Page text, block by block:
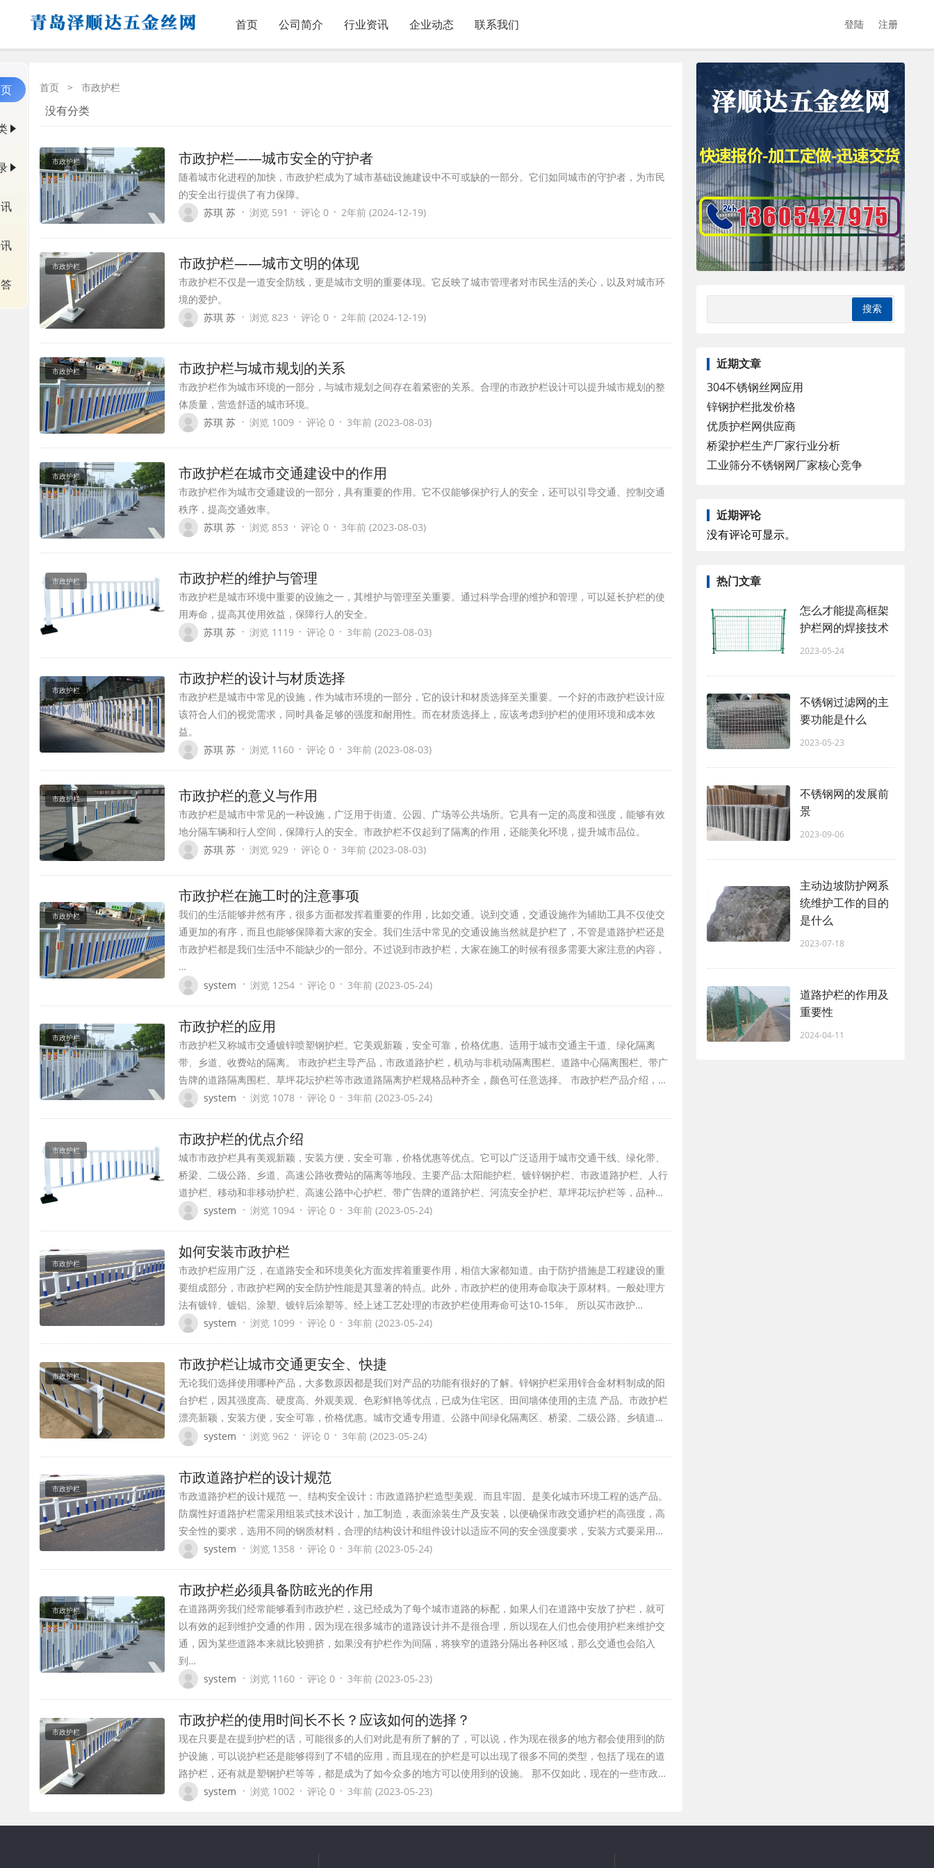
首页 公司简介 行业资讯 企业动态 联系我们 登陆 注册
首页 > 市政护栏
没有分类
市政护栏 市政护栏——城市安全的守护者
随着城市化进程的加快，市政护栏成为了城市基础设施建设中不可或缺的一部分。它们如同城市的守护者，为市民
的安全出行提供了有力保障。
苏琪 苏 · 浏览 591 · 评论 0 · 2年前 (2024-12-19)
市政护栏 市政护栏——城市文明的体现
市政护栏不仅是一道安全防线，更是城市文明的重要体现。它反映了城市管理者对市民生活的关心，以及对城市环
境的爱护。
苏琪 苏 · 浏览 823 · 评论 0 · 2年前 (2024-12-19)
市政护栏 市政护栏与城市规划的关系
市政护栏作为城市环境的一部分，与城市规划之间存在着紧密的关系。合理的市政护栏设计可以提升城市规划的整
体质量，营造舒适的城市环境。
苏琪 苏 · 浏览 1009 · 评论 0 · 3年前 (2023-08-03)
市政护栏 市政护栏在城市交通建设中的作用
市政护栏作为城市交通建设的一部分，具有重要的作用。它不仅能够保护行人的安全，还可以引导交通、控制交通
秩序，提高交通效率。
苏琪 苏 · 浏览 853 · 评论 0 · 3年前 (2023-08-03)
市政护栏 市政护栏的维护与管理
市政护栏是城市环境中重要的设施之一，其维护与管理至关重要。通过科学合理的维护和管理，可以延长护栏的使
用寿命，提高其使用效益，保障行人的安全。
苏琪 苏 · 浏览 1119 · 评论 0 · 3年前 (2023-08-03)
市政护栏
市政护栏的设计与材质选择
市政护栏是城市中常见的设施，作为城市环境的一部分，它的设计和材质选择至关重要。一个好的市政护栏设计应
该符合人们的视觉需求，同时具备足够的强度和耐用性。而在材质选择上，应该考虑到护栏的使用环境和成本效
益。
苏琪 苏 · 浏览 1160 · 评论 0 · 3年前 (2023-08-03)
市政护栏 市政护栏的意义与作用
市政护栏是城市中常见的一种设施，广泛用于街道、公园、广场等公共场所。它具有一定的高度和强度，能够有效
地分隔车辆和行人空间，保障行人的安全。市政护栏不仅起到了隔离的作用，还能美化环境，提升城市品位。
苏琪 苏 · 浏览 929 · 评论 0 · 3年前 (2023-08-03)
市政护栏
市政护栏在施工时的注意事项
我们的生活能够井然有序，很多方面都发挥着重要的作用，比如交通。说到交通，交通设施作为辅助工具不仅使交
通更加的有序，而且也能够保障着大家的安全。我们生活中常见的交通设施当然就是护栏了，不管是道路护栏还是
市政护栏都是我们生活中不能缺少的一部分。不过说到市政护栏，大家在施工的时候有很多需要大家注意的内容，
…
system · 浏览 1254 · 评论 0 · 3年前 (2023-05-24)
市政护栏
市政护栏的应用
市政护栏又称城市交通镀锌喷塑钢护栏。它美观新颖，安全可靠，价格优惠。适用于城市交通主干道、绿化隔离
带、乡道、收费站的隔离。 市政护栏主导产品，市政道路护栏，机动与非机动隔离围栏、道路中心隔离围栏、带广
告牌的道路隔离围栏、草坪花坛护栏等市政道路隔离护栏规格品种齐全，颜色可任意选择。 市政护栏产品介绍，…
system · 浏览 1078 · 评论 0 · 3年前 (2023-05-24)
市政护栏
市政护栏的优点介绍
城市市政护栏具有美观新颖，安装方便，安全可靠，价格优惠等优点。它可以广泛适用于城市交通干线、绿化带、
桥梁、二级公路、乡道、高速公路收费站的隔离等地段。主要产品:太阳能护栏、镀锌钢护栏、市政道路护栏、人行
道护栏、移动和非移动护栏、高速公路中心护栏、带广告牌的道路护栏、河流安全护栏、草坪花坛护栏等，品种…
system · 浏览 1094 · 评论 0 · 3年前 (2023-05-24)
市政护栏
如何安装市政护栏
市政护栏应用广泛，在道路安全和环境美化方面发挥着重要作用，相信大家都知道。由于防护措施是工程建设的重
要组成部分，市政护栏网的安全防护性能是其显著的特点。此外，市政护栏的使用寿命取决于原材料。一般处理方
法有镀锌、镀铝、涂塑、镀锌后涂塑等。经上述工艺处理的市政护栏使用寿命可达10-15年。 所以买市政护…
system · 浏览 1099 · 评论 0 · 3年前 (2023-05-24)
市政护栏
市政护栏让城市交通更安全、快捷
无论我们选择使用哪种产品，大多数原因都是我们对产品的功能有很好的了解。锌钢护栏采用锌合金材料制成的阳
台护栏，因其强度高、硬度高、外观美观、色彩鲜艳等优点，已成为住宅区、田间墙体使用的主流 产品。市政护栏
漂亮新颖，安装方便，安全可靠，价格优惠。城市交通专用道、公路中间绿化隔离区、桥梁、二级公路、乡镇道…
system · 浏览 962 · 评论 0 · 3年前 (2023-05-24)
市政护栏
市政道路护栏的设计规范
市政道路护栏的设计规范 一、结构安全设计：市政道路护栏造型美观、而且牢固、是美化城市环境工程的选产品。
防腐性好道路护栏需采用组装式技术设计，加工制造，表面涂装生产及安装，以便确保市政交通护栏的高强度，高
安全性的要求，选用不同的钢质材料，合理的结构设计和组件设计以适应不同的安全强度要求，安装方式要采用…
system · 浏览 1358 · 评论 0 · 3年前 (2023-05-24)
市政护栏
市政护栏必须具备防眩光的作用
在道路两旁我们经常能够看到市政护栏，这已经成为了每个城市道路的标配，如果人们在道路中安放了护栏，就可
以有效的起到维护交通的作用，因为现在很多城市的道路设计并不是很合理，所以现在人们也会使用护栏来维护交
通，因为某些道路本来就比较拥挤，如果没有护栏作为间隔，将狭窄的道路分隔出各种区域，那么交通也会陷入
到…
system · 浏览 1160 · 评论 0 · 3年前 (2023-05-23)
市政护栏
市政护栏的使用时间长不长？应该如何的选择？
现在只要是在提到护栏的话，可能很多的人们对此是有所了解的了，可以说，作为现在很多的地方都会使用到的防
护设施，可以说护栏还是能够得到了不错的应用，而且现在的护栏是可以出现了很多不同的类型，包括了现在的道
路护栏，还有就是塑钢护栏等等，都是成为了如今众多的地方可以使用到的设施。 那不仅如此，现在的一些市政…
system · 浏览 1002 · 评论 0 · 3年前 (2023-05-23)
近期文章
304不锈钢丝网应用
锌钢护栏批发价格
优质护栏网供应商
桥梁护栏生产厂家行业分析
工业筛分不锈钢网厂家核心竞争
近期评论
没有评论可显示。
热门文章
怎么才能提高框架
护栏网的焊接技术
2023-05-24
不锈钢过滤网的主
要功能是什么
2023-05-23
不锈钢网的发展前
景
2023-09-06
主动边坡防护网系
统维护工作的目的
是什么
2023-07-18
道路护栏的作用及
重要性
2024-04-11